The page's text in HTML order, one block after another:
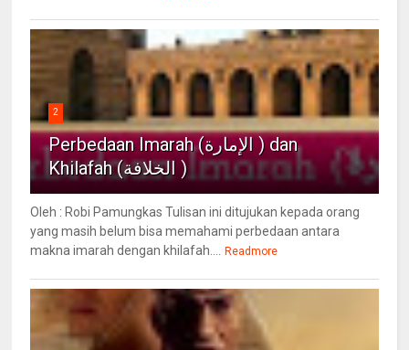
2
Perbedaan Imarah (الإمارة ) dan
Khilafah (الخلافة )
Oleh : Robi Pamungkas Tulisan ini ditujukan kepada orang
yang masih belum bisa memahami perbedaan antara
makna imarah dengan khilafah....
Readmore